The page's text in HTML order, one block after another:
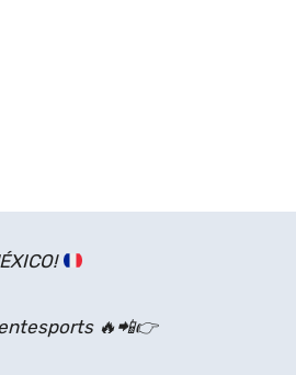
🔥📲👉